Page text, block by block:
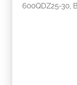
600QDZ25-30,